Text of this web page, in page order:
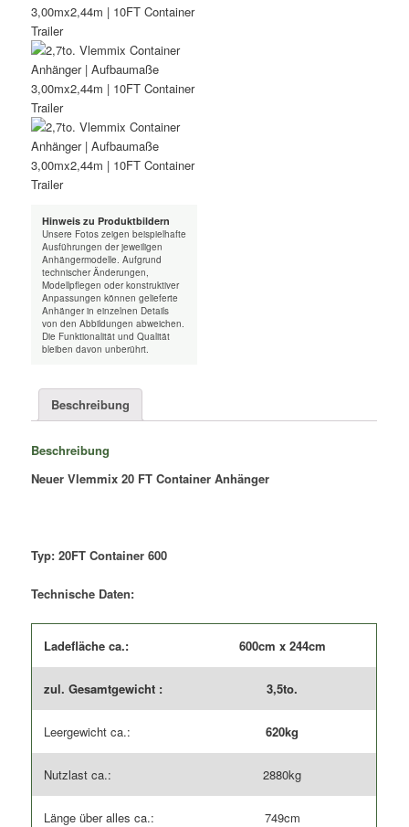
Hinweis zu Produktbildern
Unsere Fotos zeigen beispielhafte
Ausführungen der jeweiligen
Anhängermodelle. Aufgrund
technischer Änderungen,
Modellpflegen oder konstruktiver
Anpassungen können gelieferte
Anhänger in einzelnen Details
von den Abbildungen abweichen.
Die Funktionalität und Qualität
bleiben davon unberührt.
Beschreibung
Beschreibung
Neuer Vlemmix 20 FT Container Anhänger
Typ: 20FT Container 600
Technische Daten:
Ladefläche ca.: 600cm x 244cm
zul. Gesamtgewicht : 3,5to.
Leergewicht ca.: 620kg
Nutzlast ca.: 2880kg
Länge über alles ca.: 749cm